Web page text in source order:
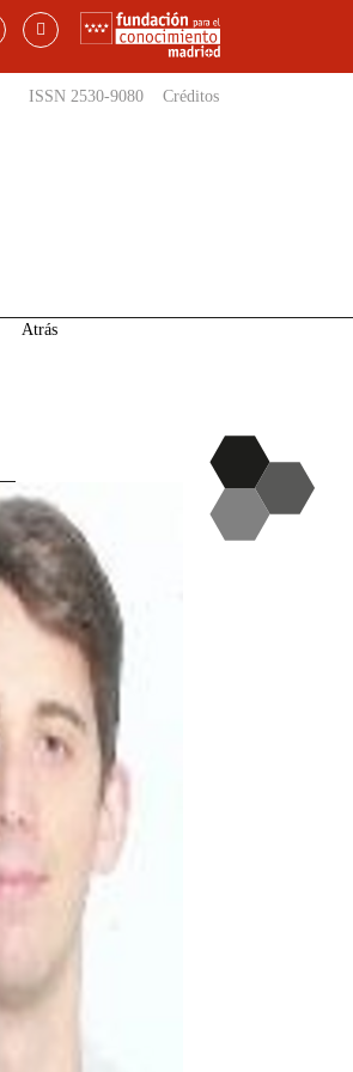
ISSN 2530-9080 Créditos
Atrás